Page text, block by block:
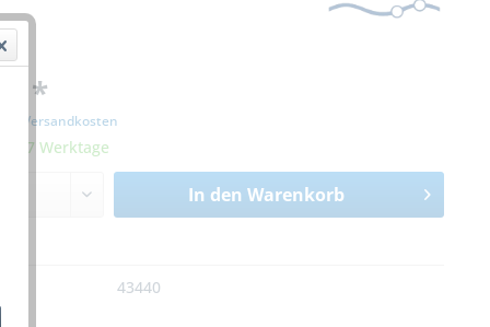
€ *
Versandkosten
5-7 Werktage
In den Warenkorb
43440